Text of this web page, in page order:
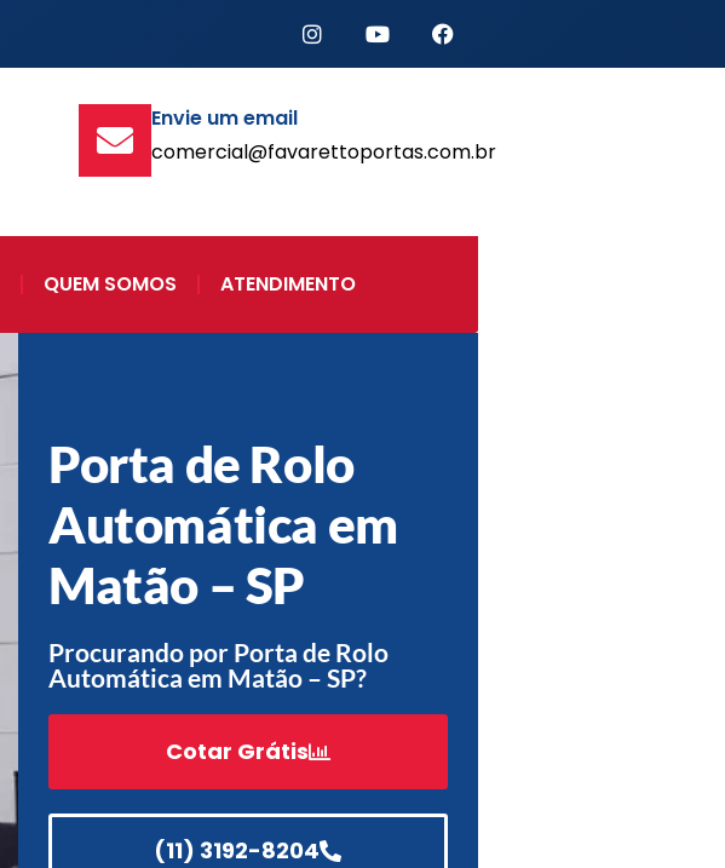
Envie um email
comercial@favarettoportas.com.br
QUEM SOMOS ATENDIMENTO
Porta de Rolo
Automática em
Matão – SP
Procurando por Porta de Rolo
Automática em Matão – SP?
Cotar Grátis
(11) 3192-8204